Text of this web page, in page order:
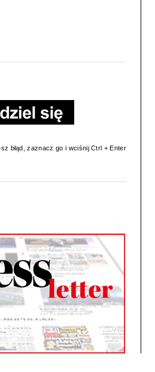
błąd, zaznacz go i wciśnij Ctrl + Enter